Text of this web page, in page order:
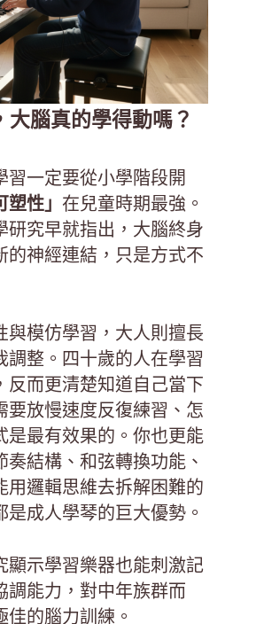
大腦真的學得動嗎？
習一定要從小學階段開
塑性」 在兒童時期最強。
研究早就指出，大腦終身
的神經連結，只是方式不
與模仿學習，大人則擅長
調整。四十歲的人在學習
反而更清楚知道自己當下
要放慢速度反復練習、怎
是最有效果的。你也更能
結構、和弦轉換功能、
用邏輯思維去拆解困難的
成人學琴的巨大優勢。
顯示學習樂器也能刺激記
調能力，對中年族群而
的腦力訓練。